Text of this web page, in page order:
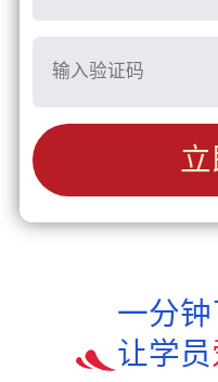
一分
让学员